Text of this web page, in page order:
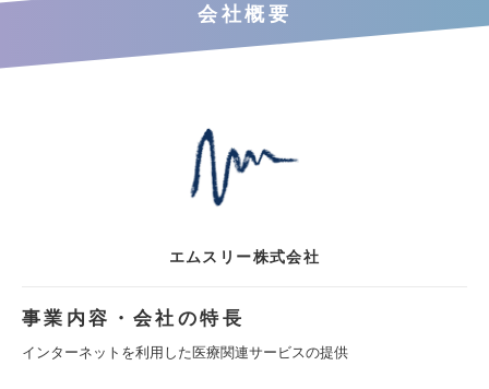
会社概要
エムスリー株式会社
事業内容・会社の特長
インターネットを利用した医療関連サービスの提供